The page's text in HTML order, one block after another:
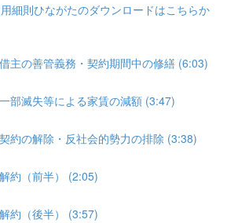
細則ひながたのダウンロードはこちらか
主の善管義務・契約期間中の修繕 (6:03)
部滅失等による家賃の減額 (3:47)
約の解除・反社会的勢力の排除 (3:38)
約（前半） (2:05)
約（後半） (3:57)